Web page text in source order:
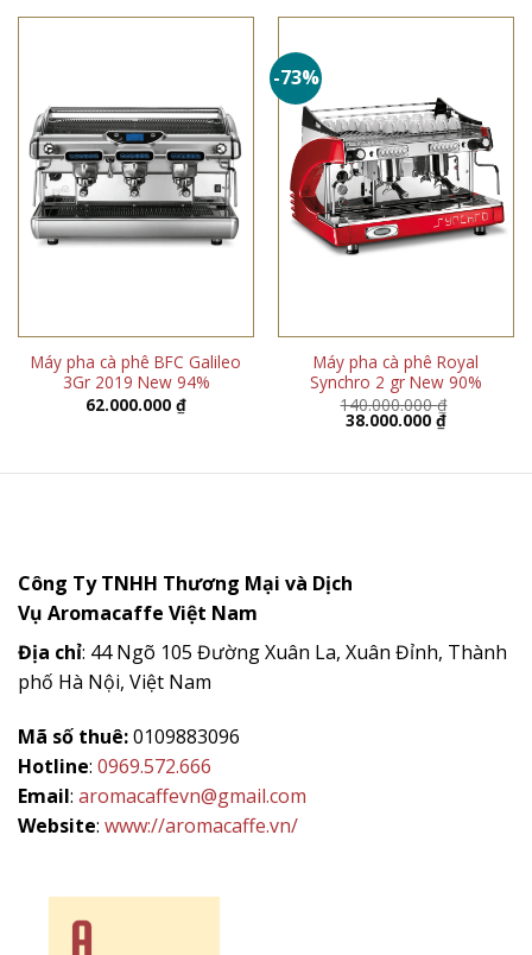
44.600.000 ₫.
Máy pha cà phê BFC Galileo
3Gr 2019 New 94%
62.000.000 ₫
-73%
Máy pha cà phê Royal
Synchro 2 gr New 90%
140.000.000₫
Giá
gốc
38.000.000 ₫Giá
38.000.000
Công Ty TNHH Thương Mại và Dịch
Vụ Aromacaffe Việt Nam
Địa chỉ: 44 Ngõ 105 Đường Xuân La, Xuân Đỉnh, Thành
phố Hà Nội, Việt Nam
Mã số thuê:0109883096
Hotline: 0969.572.666
Email: aromacaffevn@gmail.com
Website: www://aromacaffe.vn/